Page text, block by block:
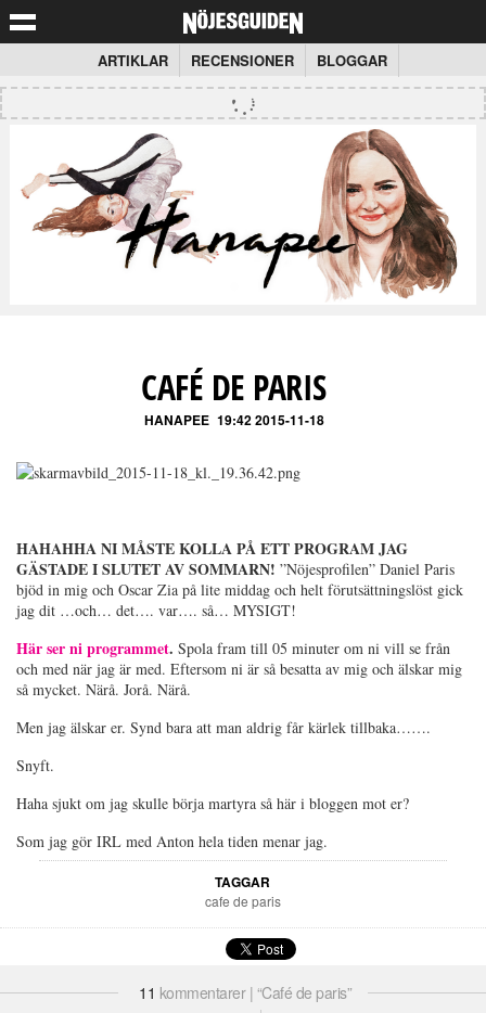
ARTIKLAR RECENSIONER BLOGGAR
CAFÉ DE PARIS
HANAPEE 19:42 2015-11-18
HAHAHHA NI MÅSTE KOLLA PÅ ETT PROGRAM JAG
GÄSTADE I SLUTET AV SOMMARN! ”Nöjesprofilen” Daniel Paris
bjöd in mig och Oscar Zia på lite middag och helt förutsättningslöst gick
jag dit …och… det…. var…. så… MYSIGT!
Här ser ni programmet. Spola fram till 05 minuter om ni vill se från
och med när jag är med. Eftersom ni är så besatta av mig och älskar mig
så mycket. Närå. Jorå. Närå.
Men jag älskar er. Synd bara att man aldrig får kärlek tillbaka…….
Snyft.
Haha sjukt om jag skulle börja martyra så här i bloggen mot er?
Som jag gör IRL med Anton hela tiden menar jag.
TAGGAR
cafe de paris
11 kommentarer | “Café de paris”